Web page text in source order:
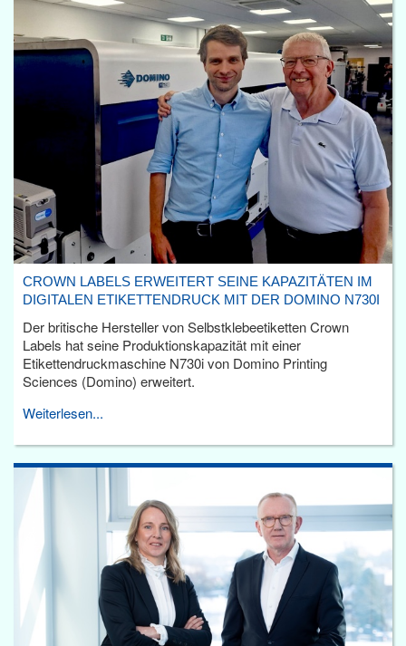
CROWN LABELS ERWEITERT SEINE KAPAZITÄTEN IM
DIGITALEN ETIKETTENDRUCK MIT DER DOMINO N730I
Der britische Hersteller von Selbstklebeetiketten Crown
Labels hat seine Produktionskapazität mit einer
Etikettendruckmaschine N730i von Domino Printing
Sciences (Domino) erweitert.
Weiterlesen...